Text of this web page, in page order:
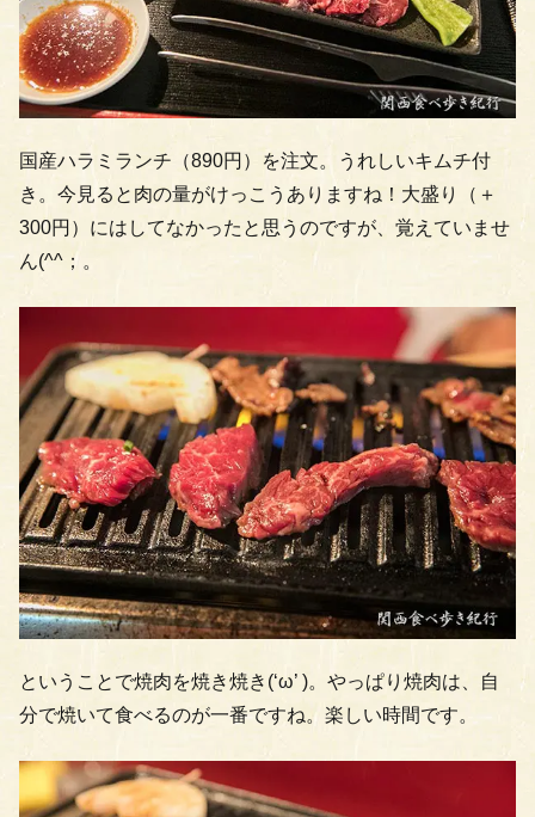
国産ハラミランチ（890円）を注文。うれしいキムチ付
き。今見ると肉の量がけっこうありますね！大盛り（＋
300円）にはしてなかったと思うのですが、覚えていませ
ん(^^；。
ということで焼肉を焼き焼き(‘ω’ )。やっぱり焼肉は、自
分で焼いて食べるのが一番ですね。楽しい時間です。